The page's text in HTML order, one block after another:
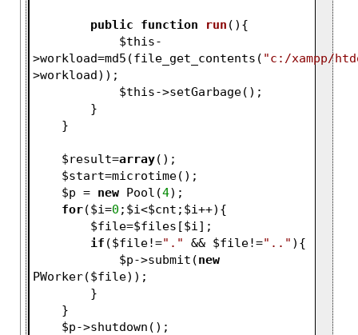
public function run () {
$this-
>workload=md5(file_get_contents( "c:/xampp/
>workload));
$this->setGarbage();
        }
    }
$result=array();
$start=microtime();
$p = new Pool(4);
for($i=0 ; $i<$cnt ; $i++){
$file=$files [$i];
if ($file!="." && $file!=".." ){
$p->submit(new
PWorker($file));
        }
    }
$p->shutdown();